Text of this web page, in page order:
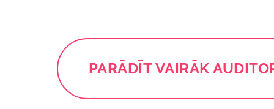
PARĀDĪT VAIRĀK